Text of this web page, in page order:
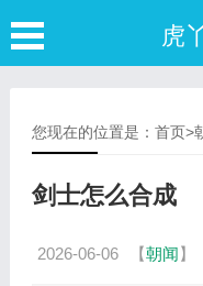
虎
您现在的位置是： 首页>
剑士怎么合成
2026-06-06 【朝闻】